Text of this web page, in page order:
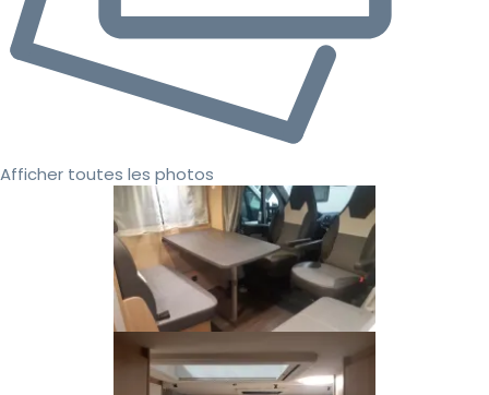
Afficher toutes les photos